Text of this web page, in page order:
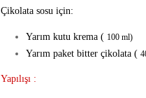
Çikolata sosu için:
Yarım kutu krema ( 100 ml)
Yarım paket bitter çikolata (
Yapılışı :